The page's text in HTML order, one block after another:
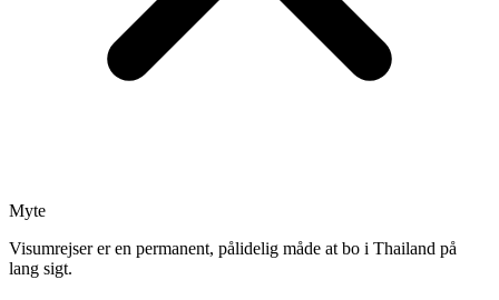
Myte
Visumrejser er en permanent, pålidelig måde at bo i Thailand på
lang sigt.